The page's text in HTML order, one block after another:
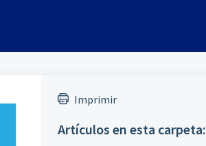
Imprimir
Artículos en esta carpeta: